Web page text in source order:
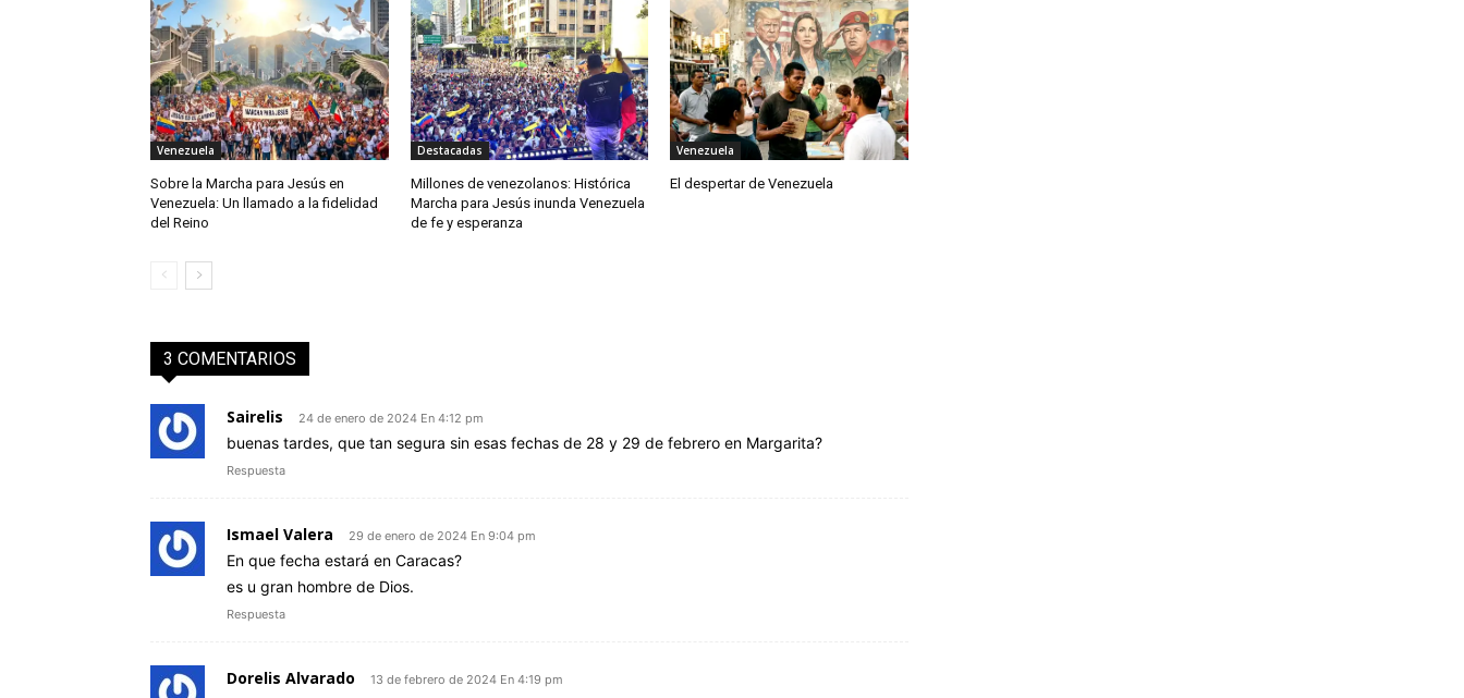
Venezuela
Sobre la Marcha para Jesús en
Venezuela: Un llamado a la fidelidad
del Reino
Destacadas
Millones de venezolanos: Histórica
Marcha para Jesús inunda Venezuela
de fe y esperanza
Venezuela
El despertar de Venezuela
3 COMENTARIOS
Sairelis 24 de enero de 2024 En 4:12 pm
buenas tardes, que tan segura sin esas fechas de 28 y 29 de febrero en Margarita?
Respuesta
Ismael Valera 29 de enero de 2024 En 9:04 pm
En que fecha estará en Caracas?
es u gran hombre de Dios.
Respuesta
Dorelis Alvarado 13 de febrero de 2024 En 4:19 pm